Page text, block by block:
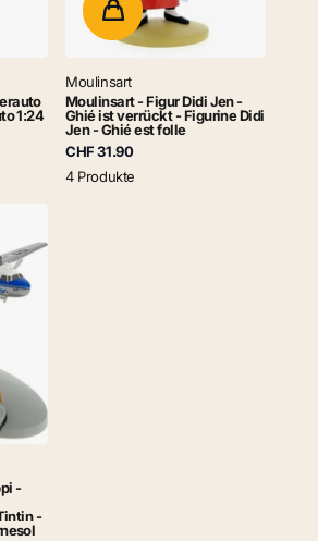
1:24
Moulinsart
Moulinsart - Figur Didi Jen -
Ghié ist verrückt - Figurine Didi
Jen - Ghié est folle
CHF 31.90
4 Produkte
-
-